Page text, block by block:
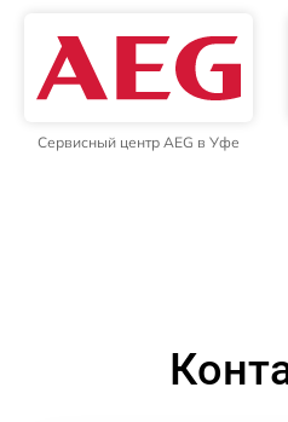
Сервисный центр AEG в Уфе